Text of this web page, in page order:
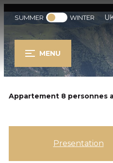
SUMMER WINTER
MENU
Appartement 8 personnes
Presentation